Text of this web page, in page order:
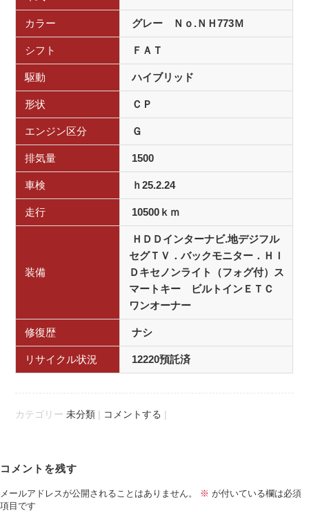
カラー グレー Ｎｏ.ＮＨ773Ｍ
シフト ＦＡＴ
駆動 ハイブリッド
形状 ＣＰ
エンジン区分 Ｇ
排気量 1500
車検 ｈ25.2.24
走行 10500ｋｍ
装備
ＨＤＤインターナビ.地デジフル
セグＴＶ．バックモニター．ＨＩ
Ｄキセノンライト（フォグ付）ス
マートキー ビルトインＥＴＣ
ワンオーナー
修復歴 ナシ
リサイクル状況 12220預託済
カテゴリー未分類 | コメントする |
Post navigation
コメントを残す
メールアドレスが公開されることはありません。 ※ が付いている欄は必須
項目です